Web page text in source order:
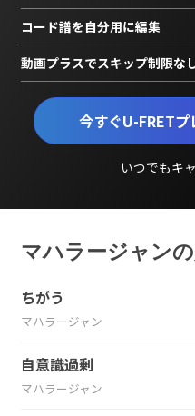
今すぐU-FRET
いつでもキ
コード譜を自分用に編集
動画プラスでスキップ制限な
マハラージャン
ちがう
マハラージャン
自意識過剰
マハラージャン